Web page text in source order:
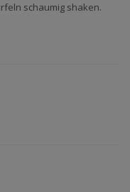
schaumig shaken.